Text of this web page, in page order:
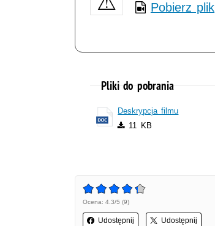
Pobierz plik
Pliki do pobrania
Deskrypcja filmu
11 KB
Ocena: 4.3/5 (9)
Udostępnij Udostępnij